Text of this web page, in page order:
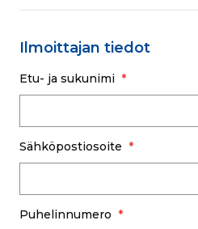
Ilmoittajan tiedot
Etu- ja sukunimi
Sähköpostiosoite
Puhelinnumero